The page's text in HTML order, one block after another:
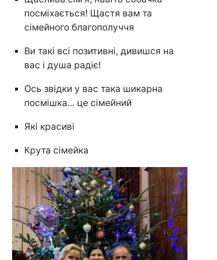
посміхається! Щастя вам та
сімейного благополуччя
Ви такі всі позитивні, дивишся на
вас і душа радіє!
Ось звідки у вас така шикарна
посмішка... це сімейний
Які красиві
Крута сімейка